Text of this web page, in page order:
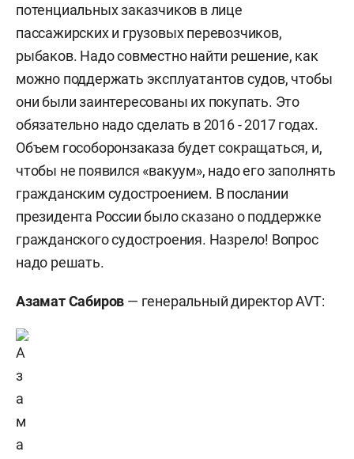
потенциальных заказчиков в лице
пассажирских и грузовых перевозчиков,
рыбаков. Надо совместно найти решение, как
можно поддержать эксплуатантов судов, чтобы
они были заинтересованы их покупать. Это
обязательно надо сделать в 2016 - 2017 годах.
Объем гособоронзаказа будет сокращаться, и,
чтобы не появился «вакуум», надо его заполнять
гражданским судостроением. В послании
президента России было сказано о поддержке
гражданского судостроения. Назрело! Вопрос
надо решать.
Азамат Сабиров — генеральный директор AVT: